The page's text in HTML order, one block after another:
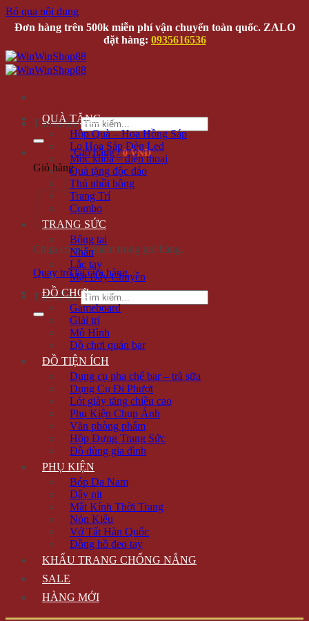
Bỏ qua nội dung
Đơn hàng trên 500k miễn phí vận chuyển toàn quốc. ZALO
đặt hàng: 0935616536
Tìm kiếm:
Giỏ hàng /0 VNĐ
Giỏ hàng
Chưa có sản phẩm trong giỏ hàng.
Quay trở lại cửa hàng
Tìm kiếm:
QUÀ TẶNG
Hộp Quà – Hoa Hồng Sáp
Lọ Hoa Sáp Đèn Led
Móc khóa – điện thoại
Quà tặng độc đáo
Thú nhồi bông
Trang Trí
Combo
TRANG SỨC
Bông tai
Nhẫn
Lắc tay
Mặt Dây Chuyền
ĐỒ CHƠI
Gameboard
Giải trí
Mô Hình
Đồ chơi quán bar
ĐỒ TIỆN ÍCH
Dụng cụ pha chế bar – trà sữa
Dụng Cụ Đi Phượt
Lót giày tăng chiều cao
Phụ Kiện Chụp Ảnh
Văn phòng phẩm
Hộp Đựng Trang Sức
Đồ dùng gia đình
PHỤ KIỆN
Bóp Da Nam
Dây nịt
Mắt Kính Thời Trang
Nón Kiểu
Vớ Tất Hàn Quốc
Đồng hồ đeo tay
KHẨU TRANG CHỐNG NẮNG
SALE
HÀNG MỚI